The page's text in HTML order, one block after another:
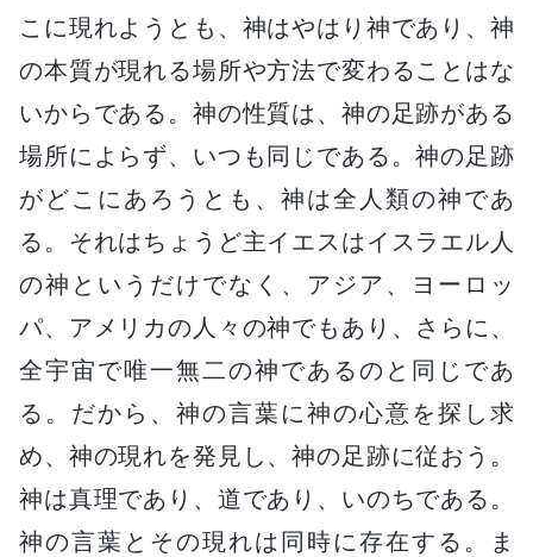
こに現れようとも、神はやはり神であり、神
の本質が現れる場所や方法で変わることはな
いからである。神の性質は、神の足跡がある
場所によらず、いつも同じである。神の足跡
がどこにあろうとも、神は全人類の神であ
る。それはちょうど主イエスはイスラエル人
の神というだけでなく、アジア、ヨーロッ
パ、アメリカの人々の神でもあり、さらに、
全宇宙で唯一無二の神であるのと同じであ
る。だから、神の言葉に神の心意を探し求
め、神の現れを発見し、神の足跡に従おう。
神は真理であり、道であり、いのちである。
神の言葉とその現れは同時に存在する。ま